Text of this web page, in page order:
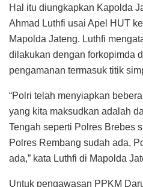
Hal itu diungkapkan Kapolda
Ahmad Luthfi usai Apel HUT
Mapolda Jateng. Luthfi
dilakukan dengan forkopimda
pengamanan termasuk titik
“Polri telah menyiapkan
yang kita maksudkan adalah
Tengah seperti Polres Brebes
Polres Rembang sudah ada,
ada,” kata Luthfi di Mapolda
Untuk pengawasan PPKM